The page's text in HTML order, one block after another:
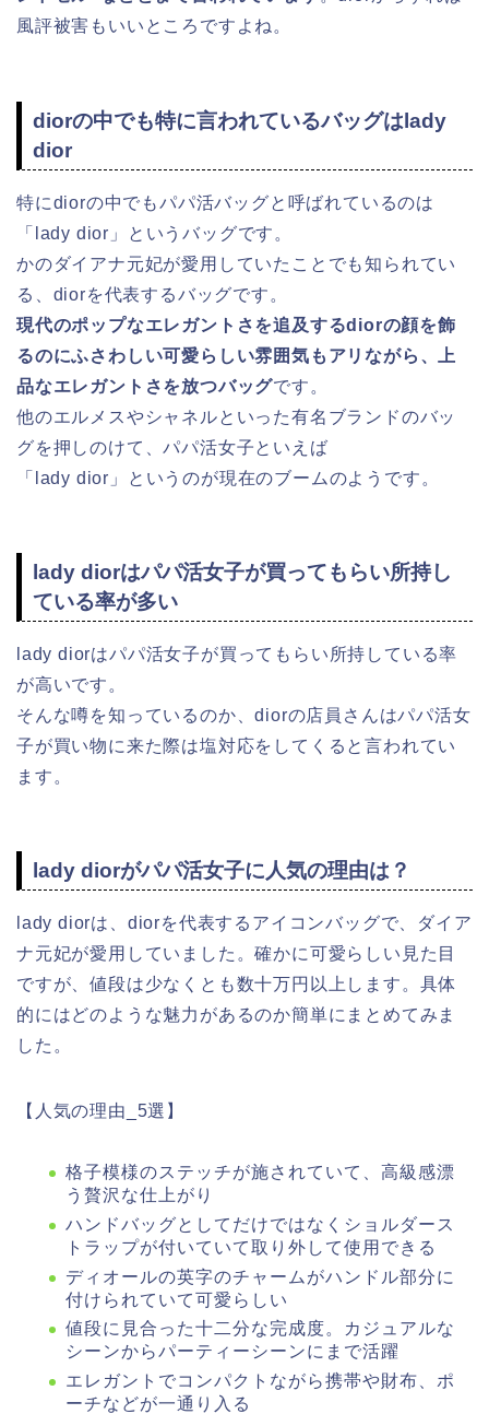
風評被害もいいところですよね。
diorの中でも特に言われているバッグはlady
dior
特にdiorの中でもパパ活バッグと呼ばれているのは
「lady dior」というバッグです。
かのダイアナ元妃が愛用していたことでも知られてい
る、diorを代表するバッグです。
現代のポップなエレガントさを追及するdiorの顔を飾
るのにふさわしい可愛らしい雰囲気もアリながら、上
品なエレガントさを放つバッグです。
他のエルメスやシャネルといった有名ブランドのバッ
グを押しのけて、パパ活女子といえば
「lady dior」というのが現在のブームのようです。
lady diorはパパ活女子が買ってもらい所持し
ている率が多い
lady diorはパパ活女子が買ってもらい所持している率
が高いです。
そんな噂を知っているのか、diorの店員さんはパパ活女
子が買い物に来た際は塩対応をしてくると言われてい
ます。
lady diorがパパ活女子に人気の理由は？
lady diorは、diorを代表するアイコンバッグで、ダイア
ナ元妃が愛用していました。確かに可愛らしい見た目
ですが、値段は少なくとも数十万円以上します。具体
的にはどのような魅力があるのか簡単にまとめてみま
した。
【人気の理由_5選】
格子模様のステッチが施されていて、高級感漂
う贅沢な仕上がり
ハンドバッグとしてだけではなくショルダース
トラップが付いていて取り外して使用できる
ディオールの英字のチャームがハンドル部分に
付けられていて可愛らしい
値段に見合った十二分な完成度。カジュアルな
シーンからパーティーシーンにまで活躍
エレガントでコンパクトながら携帯や財布、ポ
ーチなどが一通り入る